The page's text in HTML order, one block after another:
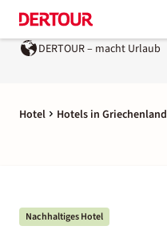
DERTOUR – macht Urlaub
Hotel Hotels in Griechenland
Nachhaltiges Hotel